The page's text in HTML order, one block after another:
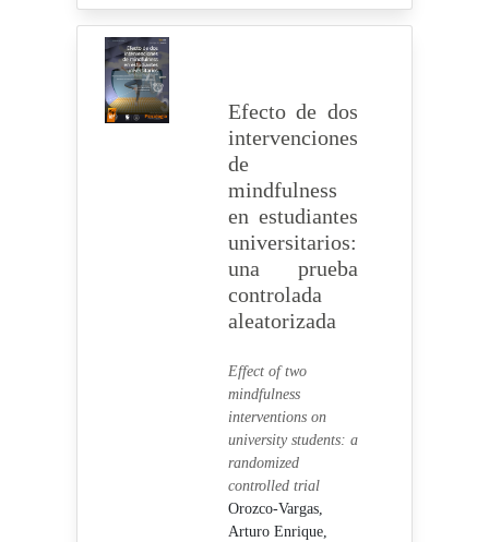
Efecto de dos
intervenciones
de
mindfulness
en estudiantes
universitarios:
una prueba
controlada
aleatorizada
Effect of two
mindfulness
interventions on
university students: a
randomized
controlled trial
Orozco-Vargas,
Arturo Enrique,